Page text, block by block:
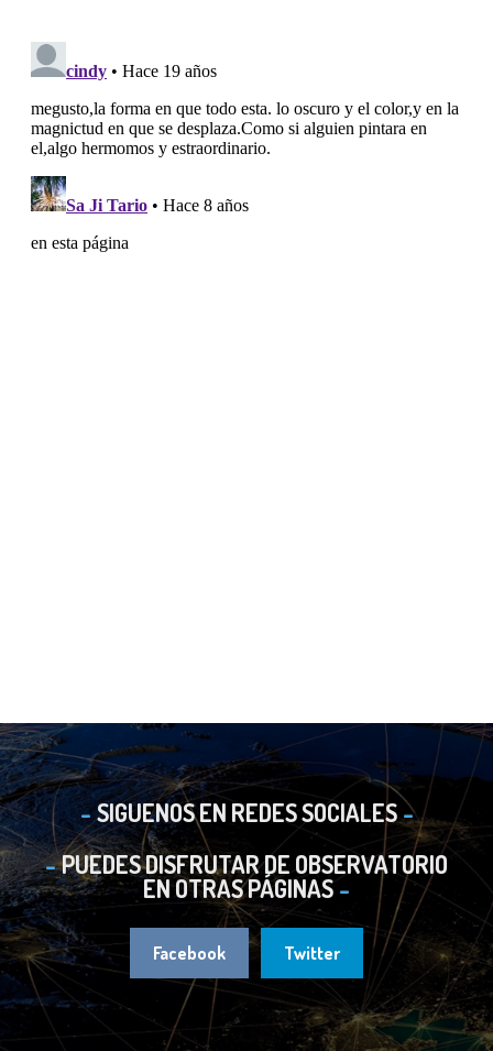
SIGUENOS EN REDES SOCIALES
PUEDES DISFRUTAR DE OBSERVATORIO
EN OTRAS PÁGINAS
Facebook Twitter